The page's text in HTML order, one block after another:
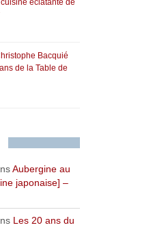
éclatante de
Bacquié
de la Table de
Aubergine au
japonaise] –
Les 20 ans du